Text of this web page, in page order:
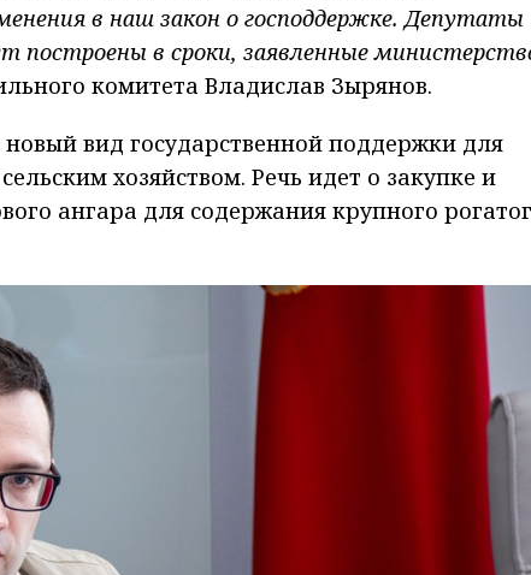
в наш закон о господдержке. Депутаты
построены в сроки, заявленные
комитета Владислав Зырянов.
вид государственной поддержки для
хозяйством. Речь идет о закупке и
ангара для содержания крупного